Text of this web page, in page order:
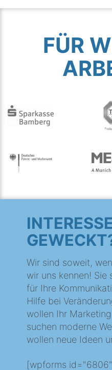
FÜR
INTERESSE
Wir sind soweit,
wir uns kennen! Sie
für Ihre
Hilfe bei
wollen Ihr
suchen moderne
wollen neue Ideen
[wpforms id="6806"]